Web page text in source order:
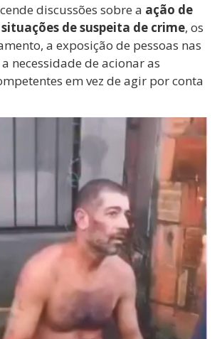
discussões sobre a ação de
de suspeita de crime, os
a exposição de pessoas nas
necessidade de acionar as
em vez de agir por conta